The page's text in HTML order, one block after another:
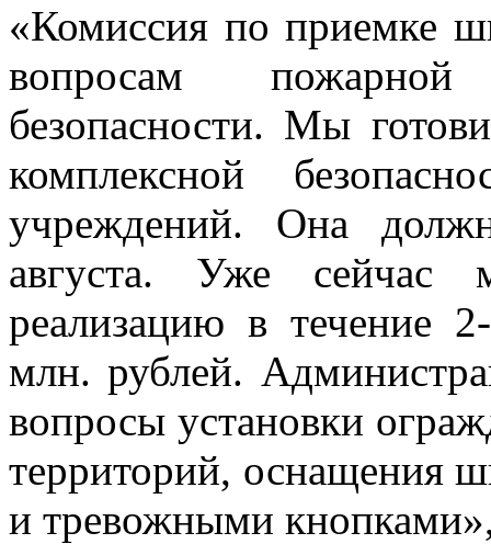
«Комиссия по приемке
вопросам пожарной
безопасности. Мы
комплексной
учреждений. Она
августа. Уже
реализацию в течение
млн. рублей.
вопросы установки
территорий, оснащения
и тревожными